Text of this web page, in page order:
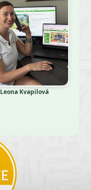
Leona Kvapilová